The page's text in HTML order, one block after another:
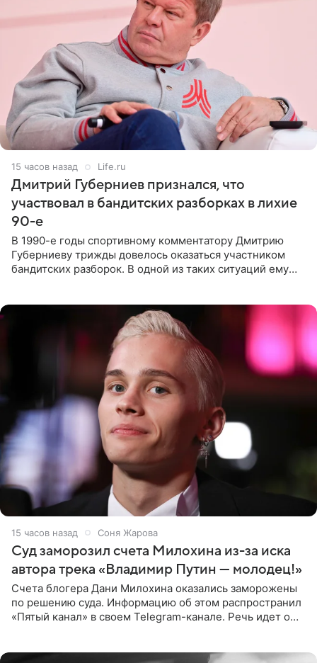
15 часов назад Life.ru
Дмитрий Губерниев признался, что
участвовал в бандитских разборках в лихие
90-е
В 1990-е годы спортивному комментатору Дмитрию
Губерниеву трижды довелось оказаться участником
бандитских разборок. В одной из таких ситуаций ему
15 часов назад Соня Жарова
Суд заморозил счета Милохина из-за иска
автора трека «Владимир Путин — молодец!»
Счета блогера Дани Милохина оказались заморожены
по решению суда. Информацию об этом распространил
«Пятый канал» в своем Telegram-канале. Речь идет о